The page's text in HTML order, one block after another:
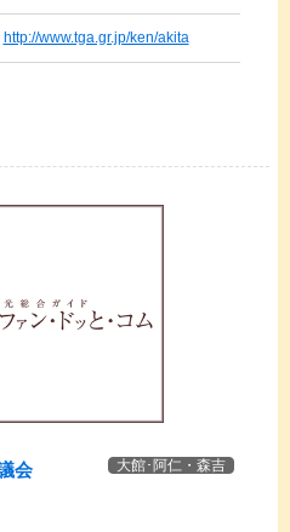
http://www.tga.gr.jp/ken/akita
大館･阿仁・森吉
会